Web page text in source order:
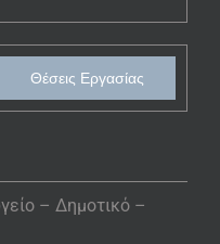
Θέσεις Εργασίας
– Δημοτικό –